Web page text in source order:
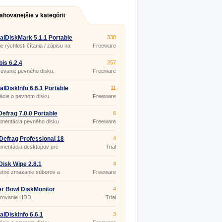
v kategórii
5.1.1 Portable
rýchlosti čítania / zápisu na
338
Freeware
6.2.4
pevného disku.
257
Freeware
6.6.1 Portable
o pevnom disku.
11
Freeware
7.0.0 Portable
pevného disku
6
Freeware
Professional 18
desktopov pre
4
Trial
Wipe 2.8.1
zmazanie súborov a
dáta nemožno obnoviť.
4
Freeware
Bowl DiskMonitor
HDD.
4
Trial
6.6.1
3